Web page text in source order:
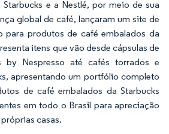
e a Nestlé, por meio de sua
global de café, lançaram um site de
para produtos de café embalados da
itens que vão desde cápsulas de
by Nespresso até cafés torrados e
apresentando um portfólio completo
de café embalados da Starbucks
em todo o Brasil para apreciação
casas.